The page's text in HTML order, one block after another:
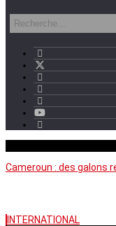
Cameroun : des galons
INTERNATIONAL